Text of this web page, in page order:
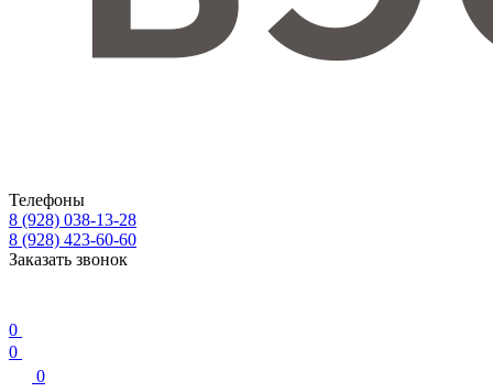
Телефоны
8 (928) 038-13-28
8 (928) 423-60-60
Заказать звонок
0
0
0